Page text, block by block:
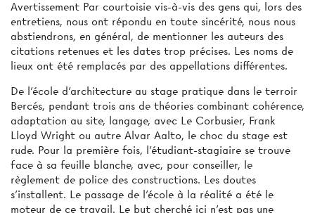
Avertissement Par courtoisie vis-à-vis des gens qui, lors des
entretiens, nous ont répondu en toute sincérité, nous nous
abstiendrons, en général, de mentionner les auteurs des
citations retenues et les dates trop précises. Les noms de
lieux ont été remplacés par des appellations différentes.
De l'école d'architecture au stage pratique dans le terroir
Bercés, pendant trois ans de théories combinant cohérence,
adaptation au site, langage, avec Le Corbusier, Frank
Lloyd Wright ou autre Alvar Aalto, le choc du stage est
rude. Pour la première fois, l'étudiant-stagiaire se trouve
face à sa feuille blanche, avec, pour conseiller, le
règlement de police des constructions. Les doutes
s'installent. Le passage de l'école à la réalité a été le
moteur de ce travail. Le but cherché ici n'est pas une